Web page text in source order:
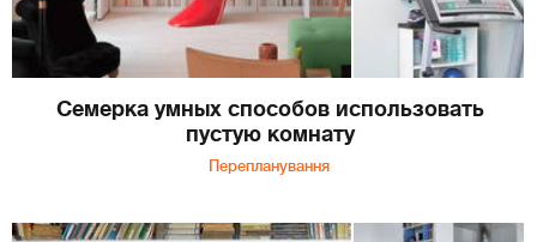
Семерка умных способов использовать
пустую комнату
Перепланування